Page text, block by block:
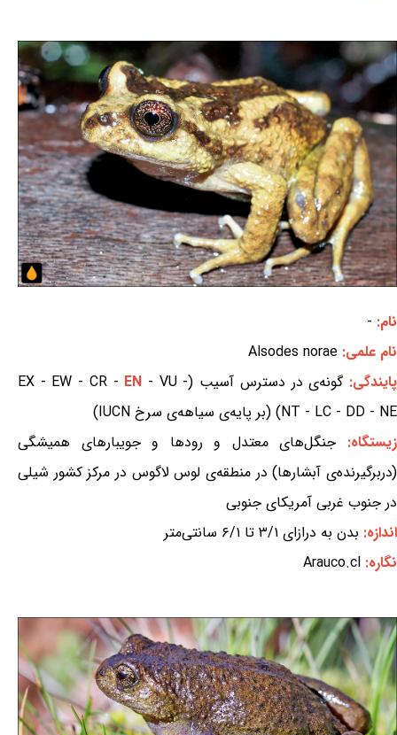
نام: -
نام علمی: Alsodes norae
پایندگی:گونه‌ی در دسترس آسیب (EX - EW - CR - EN - VU -
NT - LC - DD - NE) (بر پایه‌ی سیاهه‌ی سرخ IUCN)
زیستگاه: جنگل‌های معتدل و رودها و جویبارهای همیشگی
(دربرگیرنده‌ی آبشارها) در منطقه‌ی لوس لاگوس در مرکز کشور شیلی
در جنوب غربی آمریکای جنوبی
اندازه: بدن به درازای ۳/۱ تا ۶/۱ سانتی‌متر
نگاره: Arauco.cl